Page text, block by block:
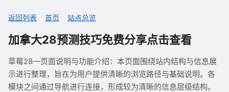
返回列表 首页 站点总览
加拿大28预测技巧免费分享点击查看
草莓28—页面说明与功能介绍：本页面围绕站内结构与信息展
示进行整理，旨在为用户提供清晰的浏览路径与基础说明。各
模块之间通过导航进行连接，形成较为清晰的信息层级结构。